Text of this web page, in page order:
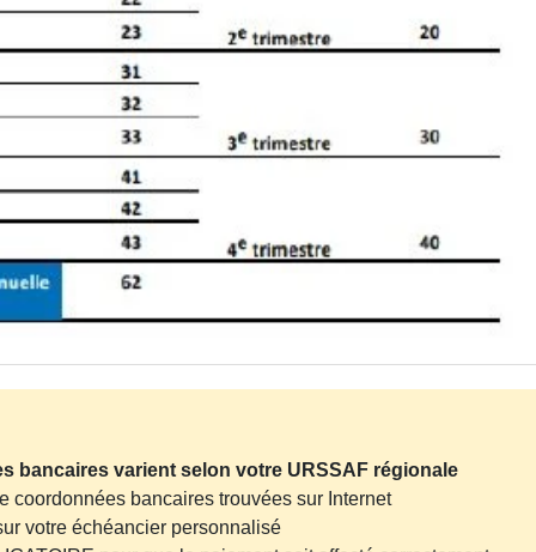
bancaires varient selon votre URSSAF régionale
coordonnées bancaires trouvées sur Internet
votre échéancier personnalisé